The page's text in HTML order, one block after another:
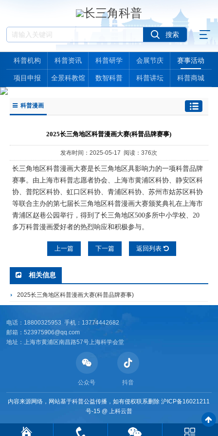
科普机构 科普资讯 科普研学 会展节庆 赛事活动
项目申报 全景科教馆 数智科普 科普讲坛 科普商城
科普漫画
2025长三角地区科普漫画大赛(科普品牌赛事)
发布时间：2025-05-17 阅读：376次
长三角地区科普漫画大赛是长三角地区具影响力的一项科普品牌
赛事。由上海市科普志愿者协会、上海市黄浦区科协、静安区科
协、普陀区科协、虹口区科协、青浦区科协、苏州市姑苏区科协
等联合主办的第七届长三角地区科普漫画大赛颁奖典礼在上海市
青浦区赵巷公园举行，得到了长三角地区500多所中小学校、20
多万科普漫画爱好者的热烈响应和积极参与。
上一篇 下一篇 返回列表
相关信息
2025长三角地区科普漫画大赛(科普品牌赛事)
电话：18800325953 手机：13774442682
邮箱：523975906@qq.com
地址：上海市黄浦区南昌路57号上海科学会堂
公众号 抖音
内容来源网络，网站基于科普公益传播，如有侵权联系删除沪ICP备16021211
号-15 @ 上科云普